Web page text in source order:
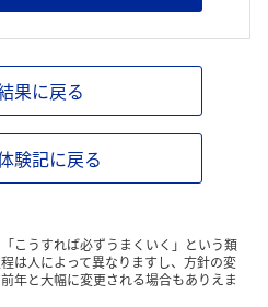
果に戻る
験記に戻る
こうすれば必ずうまくいく」という類
は人によって異なりますし、方針の変
年と大幅に変更される場合もありえま